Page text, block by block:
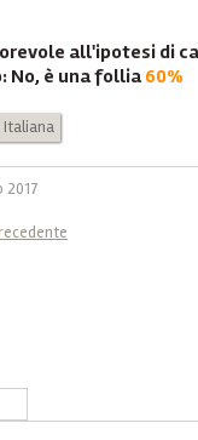
all'ipotesi di
No, è una follia60%
Italiana
2017